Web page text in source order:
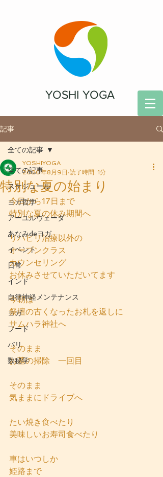
YOSHI YOGA
記事
全ての記事
スケジュール
ヨガ哲学
アーユルヴェーダ
あなみdeヨガ
イベント
日常
インド
自律神経メンテナンス
ヨガ
フード
バリ
数秘学
全ての記事
特別な夏の始まり
YOSHIYOGA
2020年8月9日 読了時間: 1分
今日から17日まで
特別な夏の休み期間へ
リハビリ治療以外の
オープンクラス
カウンセリング
お休みさせていただいてます
今朝は
祭壇の古くなったお札を返しに
サムハラ神社へ
そのまま
お墓の掃除　一回目
そのまま
気ままにドライブへ
たい焼き食べたり
美味しいお寿司食べたり
車はいつしか
姫路まで